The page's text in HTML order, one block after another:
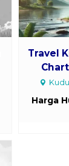
Travel
Harga